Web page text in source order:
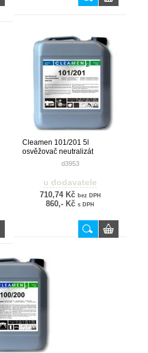
Cleamen 101/201 5l
osvěžovač neutralizát
d3953
u dodavatele
710,74 Kč bez DPH
860,- Kč s DPH